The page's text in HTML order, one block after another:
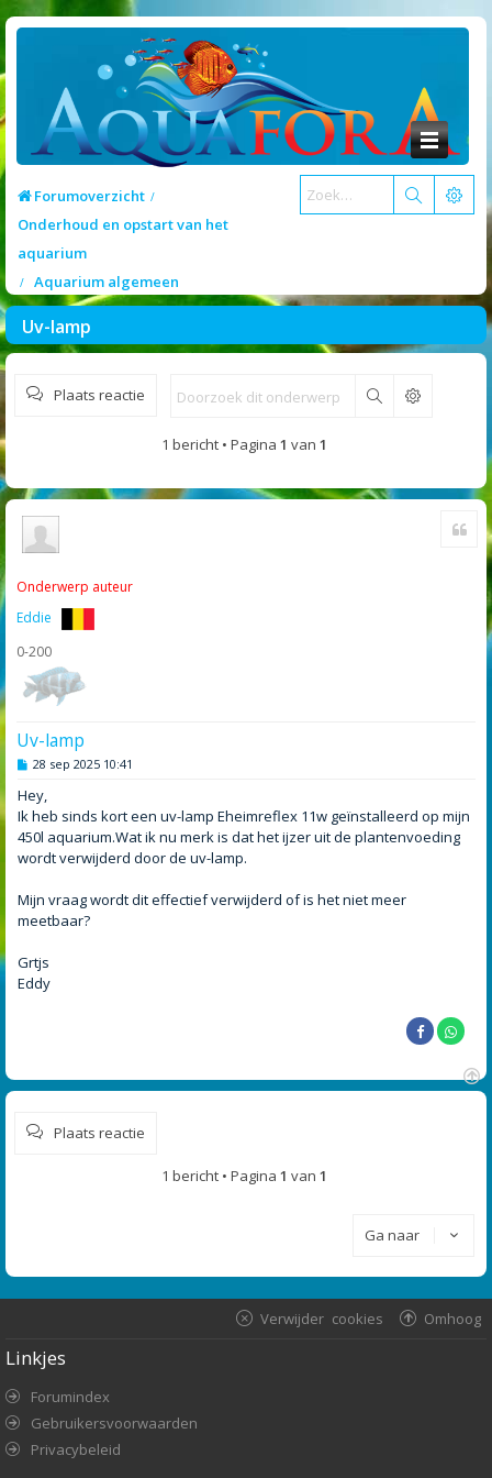
Forumoverzicht
Onderhoud en opstart van het
aquarium
Aquarium algemeen
Uv-lamp
Plaats reactie Zoek
1 bericht • Pagina 1 van 1
Onderwerp auteur
Eddie
0-200
Uv-lamp
B
r
i
c
h
28 sep 2025 10:41
Hey,
Ik heb sinds kort een uv-lamp Eheimreflex 11w geïnstalleerd op mijn
450l aquarium.Wat ik nu merk is dat het ijzer uit de plantenvoeding
wordt verwijderd door de uv-lamp.
Mijn vraag wordt dit effectief verwijderd of is het niet meer
meetbaar?
Grtjs
Eddy
O
Plaats reactie
1 bericht • Pagina 1 van 1
Ga naar
Omhoog
Verwijder cookies
Linkjes
Forumindex
Gebruikersvoorwaarden
Privacybeleid